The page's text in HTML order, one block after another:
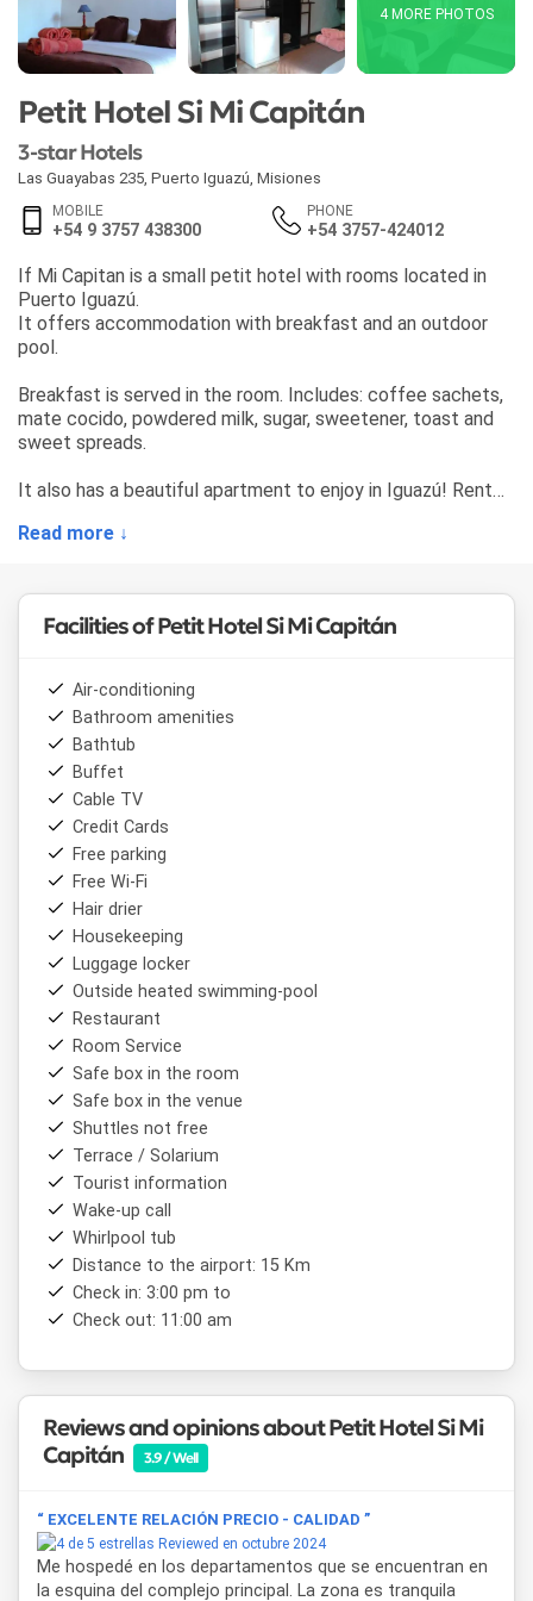
4 MORE PHOTOS
Petit Hotel Si Mi Capitán
3-star Hotels
Las Guayabas 235 Puerto Iguazú Misiones
MOBILE
+54 9 3757 438300
PHONE
+54 3757-424012
If Mi Capitan is a small petit hotel with rooms located in
Puerto Iguazú.
It offers accommodation with breakfast and an outdoor
pool.
Breakfast is served in the room. Includes: coffee sachets,
mate cocido, powdered milk, sugar, sweetener, toast and
sweet spreads.
It also has a beautiful apartment to enjoy in Iguazú! Rent
Read more ↓
Facilities of Petit Hotel Si Mi Capitán
Air-conditioning
Bathroom amenities
Bathtub
Buffet
Cable TV
Credit Cards
Free parking
Free Wi-Fi
Hair drier
Housekeeping
Luggage locker
Outside heated swimming-pool
Restaurant
Room Service
Safe box in the room
Safe box in the venue
Shuttles not free
Terrace / Solarium
Tourist information
Wake-up call
Whirlpool tub
Distance to the airport: 15 Km
Check in: 3:00 pm to
Check out: 11:00 am
Reviews and opinions about Petit Hotel Si Mi
Capitán
3.9 / Well
“ EXCELENTE RELACIÓN PRECIO - CALIDAD ”
Reviewed en octubre 2024
Me hospedé en los departamentos que se encuentran en
la esquina del complejo principal. La zona es tranquila